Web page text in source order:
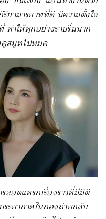
ยามารยาทที่ดี มีความตั้งใจ
ำให้ทุกอย่างราบรื่นมาก
ดูสมูทไปหมด
สอดแทรกเรื่องราวที่มีมิติ
รยากาศในกองถ่ายกลับ